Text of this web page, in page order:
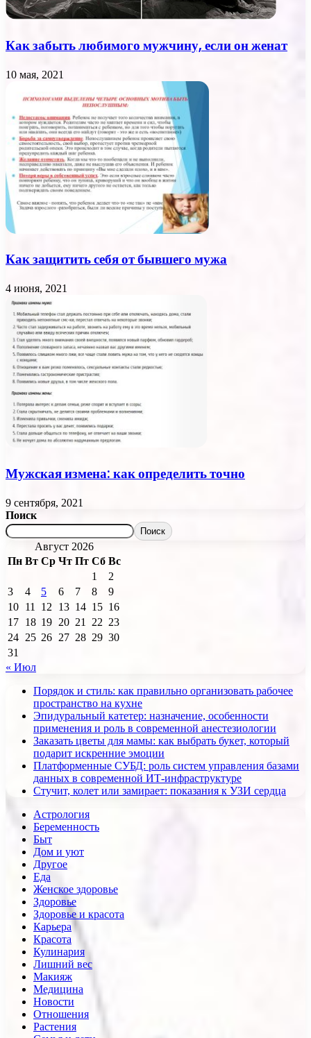
Как забыть любимого мужчину, если он женат
10 мая, 2021
Как защитить себя от бывшего мужа
4 июня, 2021
Мужская измена: как определить точно
9 сентября, 2021
Поиск
Поиск
Август 2026
Пн Вт Ср Чт Пт Сб Вс
1
2
3
4 5 6 7 8
9
10 11 12 13 14 15 16
17 18 19 20 21 22 23
24 25 26 27 28 29 30
31
« Июл
Порядок и стиль: как правильно организовать рабочее
пространство на кухне
Эпидуральный катетер: назначение, особенности
применения и роль в современной анестезиологии
Заказать цветы для мамы: как выбрать букет, который
подарит искренние эмоции
Платформенные СУБД: роль систем управления базами
данных в современной ИТ-инфраструктуре
Стучит, колет или замирает: показания к УЗИ сердца
Астрология
Беременность
Быт
Дом и уют
Другое
Еда
Женское здоровье
Здоровье
Здоровье и красота
Карьера
Красота
Кулинария
Лишний вес
Макияж
Медицина
Новости
Отношения
Растения